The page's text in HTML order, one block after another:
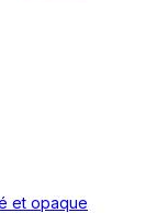
et opaque